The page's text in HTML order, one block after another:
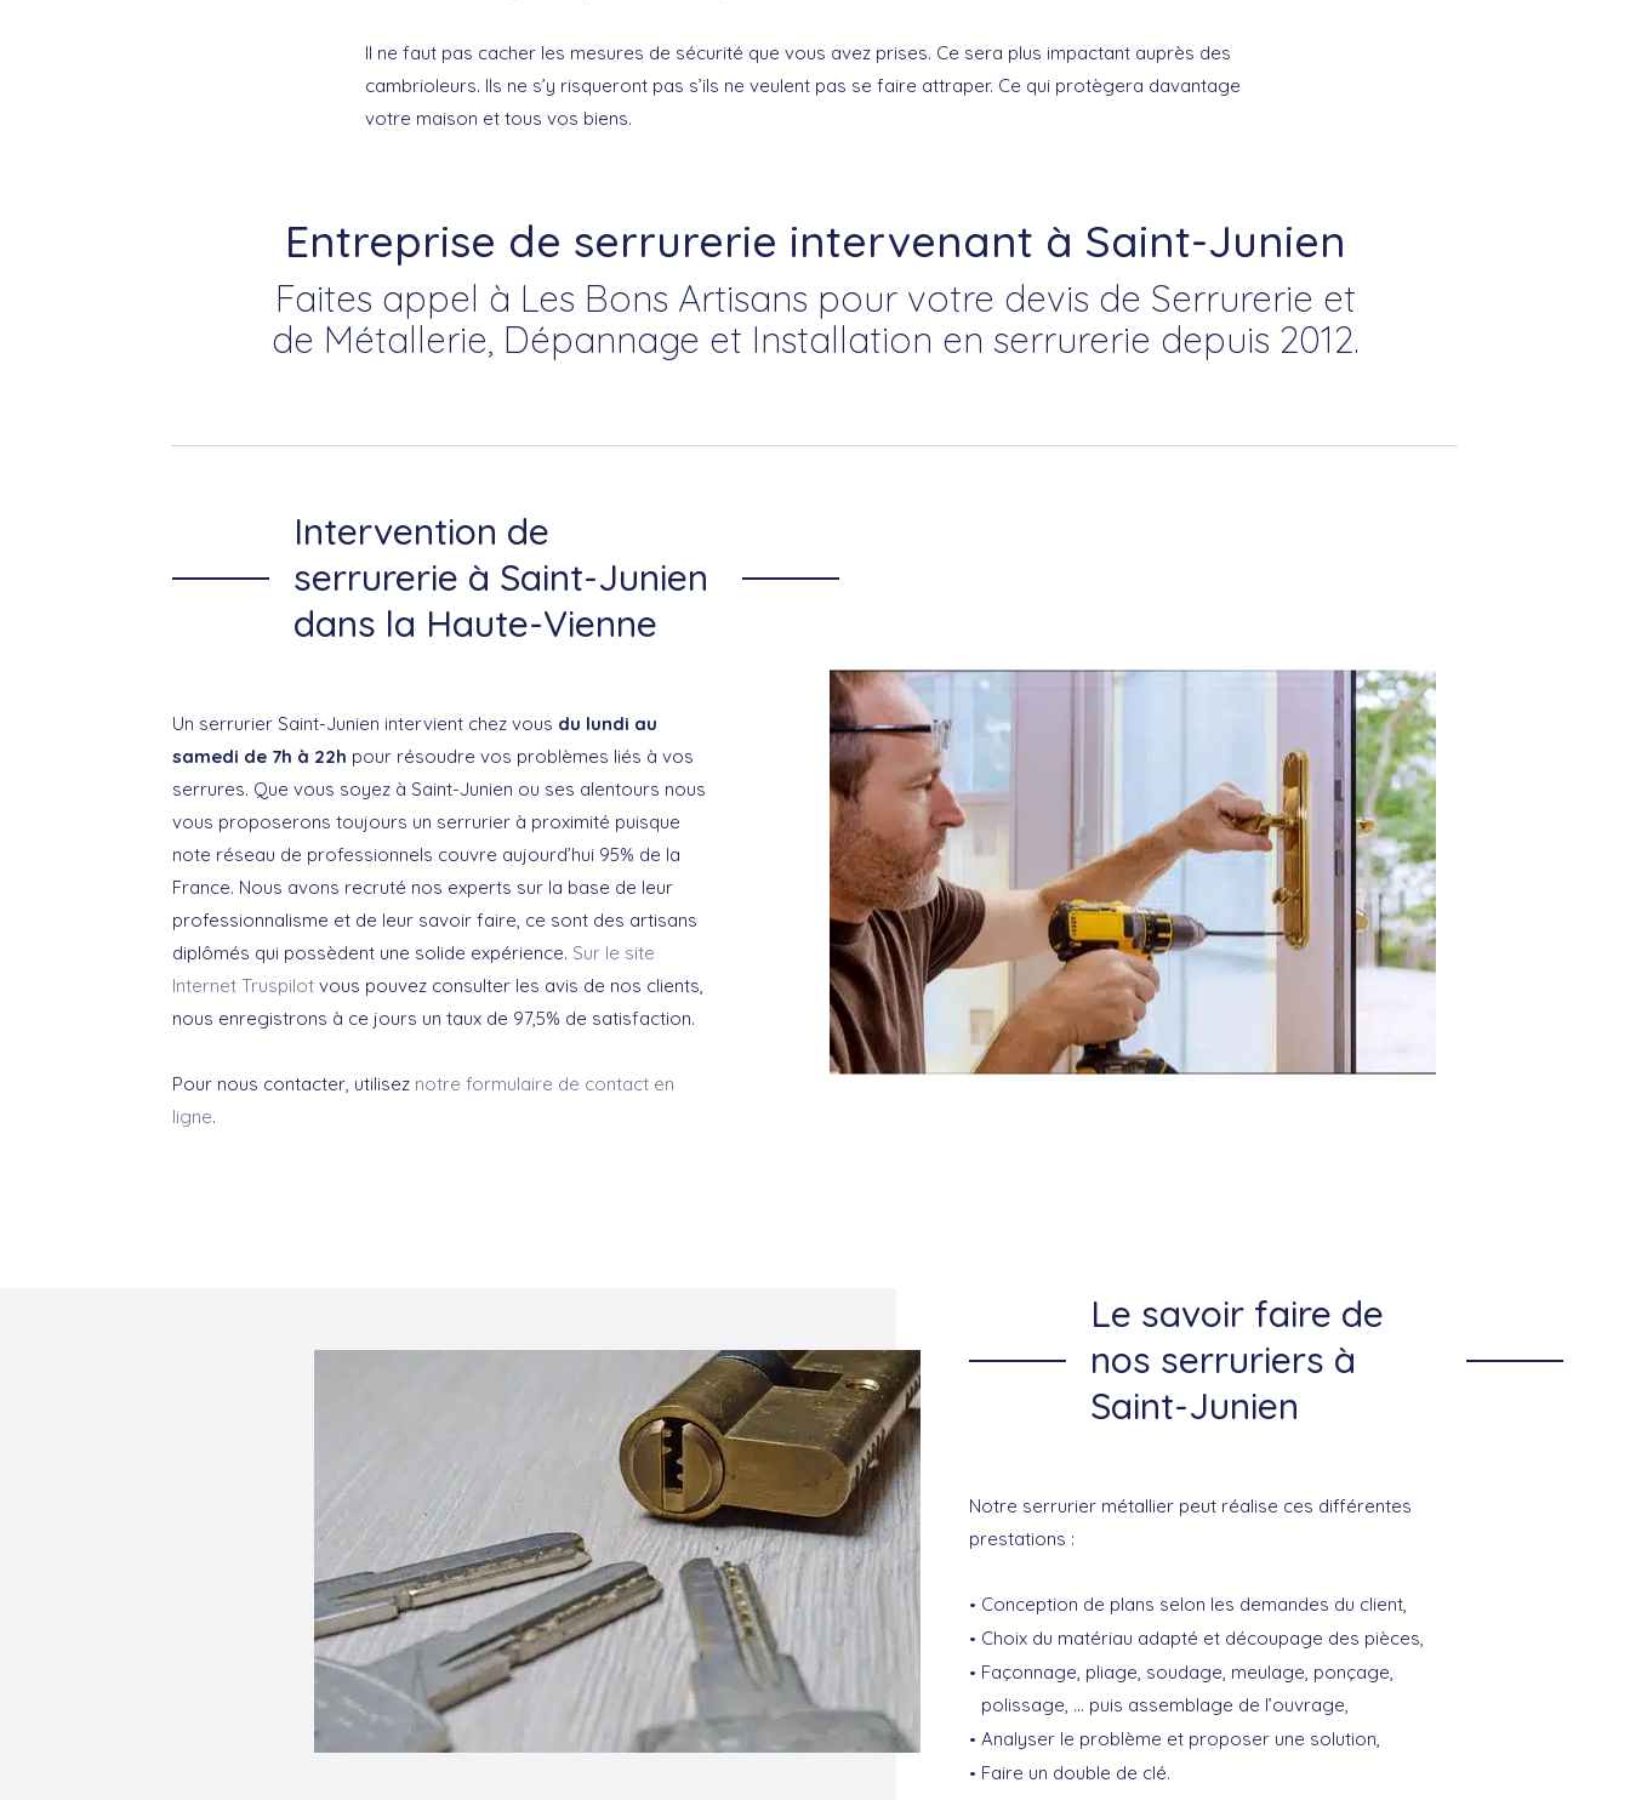
Il ne faut pas cacher les mesures de sécurité que vous avez prises. Ce sera plus impactant auprès des
cambrioleurs. Ils ne s’y risqueront pas s’ils ne veulent pas se faire attraper. Ce qui protègera davantage
votre maison et tous vos biens.
Entreprise de serrurerie intervenant à Saint-Junien
Faites appel à Les Bons Artisans pour votre devis de Serrurerie et
de Métallerie, Dépannage et Installation en serrurerie depuis 2012.
Intervention de
serrurerie à Saint-Junien
dans la Haute-Vienne
Un serrurier Saint-Junien intervient chez vous du lundi au
samedi de 7h à 22h pour résoudre vos problèmes liés à vos
serrures. Que vous soyez à Saint-Junien ou ses alentours nous
vous proposerons toujours un serrurier à proximité puisque
note réseau de professionnels couvre aujourd’hui 95% de la
France. Nous avons recruté nos experts sur la base de leur
professionnalisme et de leur savoir faire, ce sont des artisans
diplômés qui possèdent une solide expérience. Sur le site
Internet Truspilot vous pouvez consulter les avis de nos clients,
nous enregistrons à ce jours un taux de 97,5% de satisfaction.
Pour nous contacter, utilisez notre formulaire de contact en
ligne.
Le savoir faire de
nos serruriers à
Saint-Junien
Notre serrurier métallier peut réalise ces différentes
prestations :
Conception de plans selon les demandes du client,
Choix du matériau adapté et découpage des pièces,
Façonnage, pliage, soudage, meulage, ponçage,
polissage, … puis assemblage de l’ouvrage,
Analyser le problème et proposer une solution,
Faire un double de clé.